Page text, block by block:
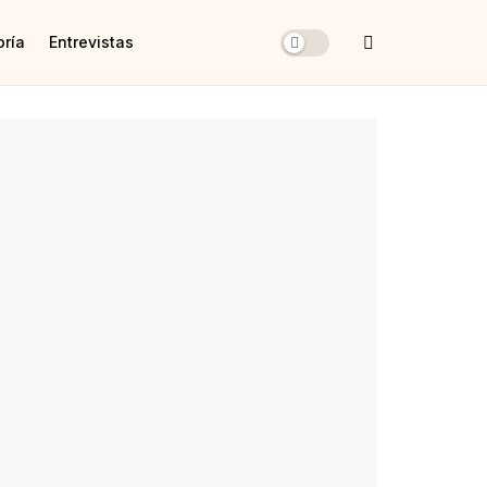
Entrevistas